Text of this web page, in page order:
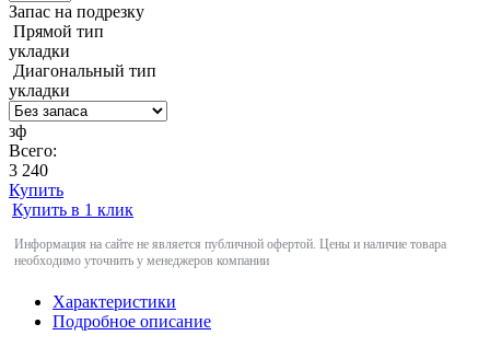
Запас на подрезку
Прямой тип
укладки
Диагональный тип
укладки
зф
Всего:
3 240
Купить
Купить в 1 клик
Информация на сайте не является публичной офертой. Цены и наличие товара
необходимо уточнить у менеджеров компании
Характеристики
Подробное описание